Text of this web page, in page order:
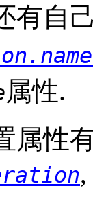
有自
属性.
属性
,